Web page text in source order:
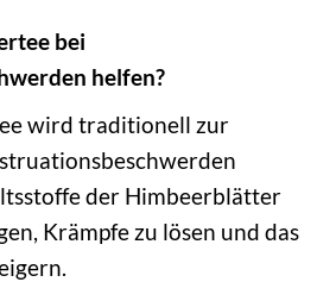
bei
helfen?
wird traditionell zur
der Himbeerblätter
Krämpfe zu lösen und das